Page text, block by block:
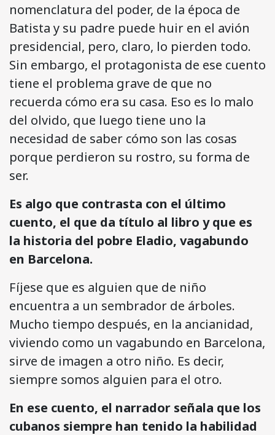
nomenclatura del poder, de la época de
Batista y su padre puede huir en el avión
presidencial, pero, claro, lo pierden todo.
Sin embargo, el protagonista de ese cuento
tiene el problema grave de que no
recuerda cómo era su casa. Eso es lo malo
del olvido, que luego tiene uno la
necesidad de saber cómo son las cosas
porque perdieron su rostro, su forma de
ser.
Es algo que contrasta con el último
cuento, el que da título al libro y que es
la historia del pobre Eladio, vagabundo
en Barcelona.
Fíjese que es alguien que de niño
encuentra a un sembrador de árboles.
Mucho tiempo después, en la ancianidad,
viviendo como un vagabundo en Barcelona,
sirve de imagen a otro niño. Es decir,
siempre somos alguien para el otro.
En ese cuento, el narrador señala que los
cubanos siempre han tenido la habilidad